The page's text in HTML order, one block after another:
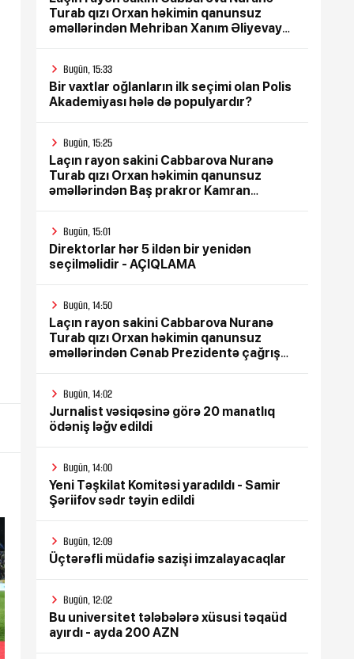
Turab qızı Orxan həkimin qanunsuz
əməllərindən Mehriban Xanım Əliyevaya
Bugün, 15:33
Bir vaxtlar oğlanların ilk seçimi olan Polis
Akademiyası hələ də populyardır?
Bugün, 15:25
Laçın rayon sakini Cabbarova Nuranə
Turab qızı Orxan həkimin qanunsuz
əməllərindən Baş prakror Kamran
Bugün, 15:01
Direktorlar hər 5 ildən bir yenidən
seçilməlidir - AÇIQLAMA
Bugün, 14:50
Laçın rayon sakini Cabbarova Nuranə
Turab qızı Orxan həkimin qanunsuz
əməllərindən Cənab Prezidentə çağrış
Bugün, 14:02
Jurnalist vəsiqəsinə görə 20 manatlıq
ödəniş ləğv edildi
Bugün, 14:00
Yeni Təşkilat Komitəsi yaradıldı - Samir
Şəriifov sədr təyin edildi
Bugün, 12:09
Üçtərəfli müdafiə sazişi imzalayacaqlar
Bugün, 12:02
Bu universitet tələbələrə xüsusi təqaüd
ayırdı - ayda 200 AZN